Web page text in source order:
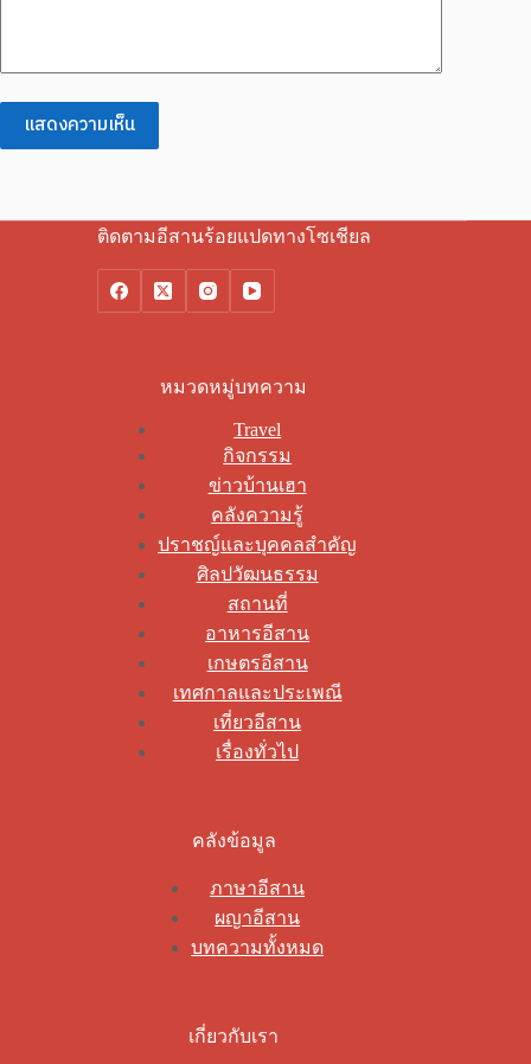
แสดงความเห็น
ติดตามอีสานร้อยแปดทางโซเชียล
หมวดหมู่บทความ
Travel
กิจกรรม
ข่าวบ้านเฮา
คลังความรู้
ปราชญ์และบุคคลสำคัญ
ศิลปวัฒนธรรม
สถานที่
อาหารอีสาน
เกษตรอีสาน
เทศกาลและประเพณี
เที่ยวอีสาน
เรื่องทั่วไป
คลังข้อมูล
ภาษาอีสาน
ผญาอีสาน
บทความทั้งหมด
เกี่ยวกับเรา